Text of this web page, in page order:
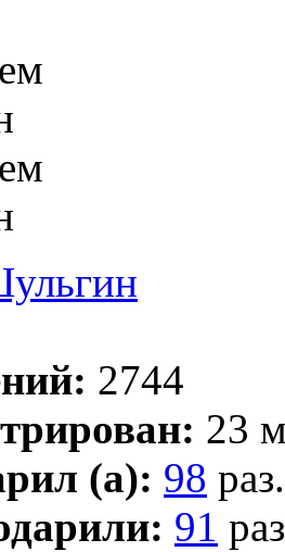
2744
23
(а): 98 раз.
91